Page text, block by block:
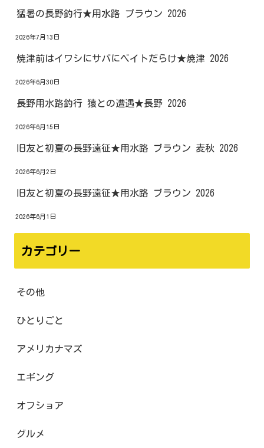
猛暑の長野釣行★用水路 ブラウン 2026
2026年7月13日
焼津前はイワシにサバにベイトだらけ★焼津 2026
2026年6月30日
長野用水路釣行 猿との遭遇★長野 2026
2026年6月15日
旧友と初夏の長野遠征★用水路 ブラウン 麦秋 2026
2026年6月2日
旧友と初夏の長野遠征★用水路 ブラウン 2026
2026年6月1日
カテゴリー
その他
ひとりごと
アメリカナマズ
エギング
オフショア
グルメ